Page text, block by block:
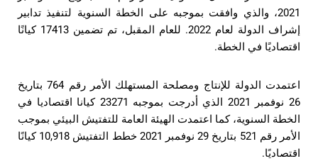
2021، والذي وافقت بموجبه على الخطة السنوية لتنفيذ تدابير
إشراف الدولة لعام 2022. للعام المقبل، تم تضمين 17413 كيانًا
اقتصاديًا في الخطة.
اعتمدت الدولة للإنتاج ومصلحة المستهلك الأمر رقم 764 بتاريخ
26 نوفمبر 2021 الذي أدرجت بموجبه 23271 كيانا اقتصاديا في
الخطة السنوية، كما اعتمدت الهيئة العامة للتفتيش البيئي بموجب
الأمر رقم 521 بتاريخ 29 نوفمبر 2021 خطط التفتيش 10,918 كيانًا
اقتصاديًا.